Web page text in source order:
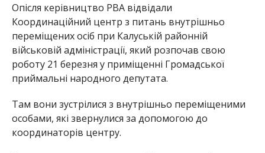
Опісля керівництво РВА відвідали
Координаційний центр з питань внутрішньо
переміщених осіб при Калуській районній
військовій адміністрації, який розпочав свою
роботу 21 березня у приміщенні Громадської
приймальні народного депутата.
Там вони зустрілися з внутрішньо переміщеними
особами, які звернулися за допомогою до
координаторів центру.